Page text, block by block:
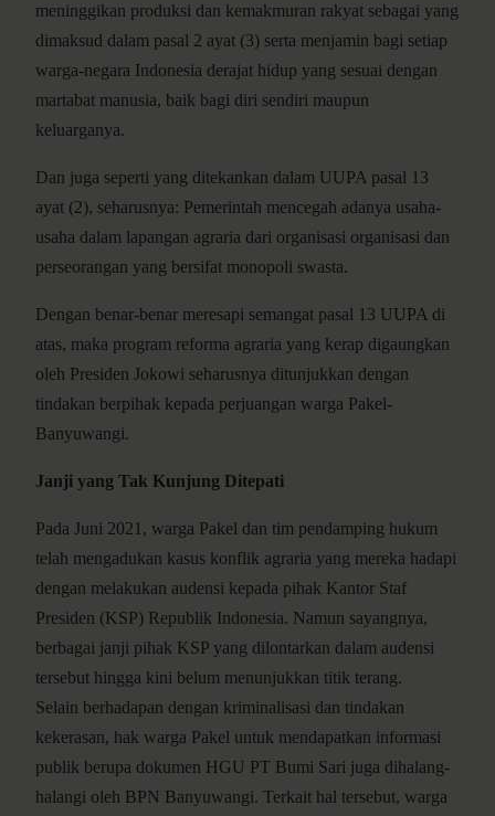
meninggikan produksi dan kemakmuran rakyat sebagai yang
dimaksud dalam pasal 2 ayat (3) serta menjamin bagi setiap
warga-negara Indonesia derajat hidup yang sesuai dengan
martabat manusia, baik bagi diri sendiri maupun
keluarganya.
Dan juga seperti yang ditekankan dalam UUPA pasal 13
ayat (2), seharusnya: Pemerintah mencegah adanya usaha-
usaha dalam lapangan agraria dari organisasi organisasi dan
perseorangan yang bersifat monopoli swasta.
Dengan benar-benar meresapi semangat pasal 13 UUPA di
atas, maka program reforma agraria yang kerap digaungkan
oleh Presiden Jokowi seharusnya ditunjukkan dengan
tindakan berpihak kepada perjuangan warga Pakel-
Banyuwangi.
Janji yang Tak Kunjung Ditepati
Pada Juni 2021, warga Pakel dan tim pendamping hukum
telah mengadukan kasus konflik agraria yang mereka hadapi
dengan melakukan audensi kepada pihak Kantor Staf
Presiden (KSP) Republik Indonesia. Namun sayangnya,
berbagai janji pihak KSP yang dilontarkan dalam audensi
tersebut hingga kini belum menunjukkan titik terang.
Selain berhadapan dengan kriminalisasi dan tindakan
kekerasan, hak warga Pakel untuk mendapatkan informasi
publik berupa dokumen HGU PT Bumi Sari juga dihalang-
halangi oleh BPN Banyuwangi. Terkait hal tersebut, warga